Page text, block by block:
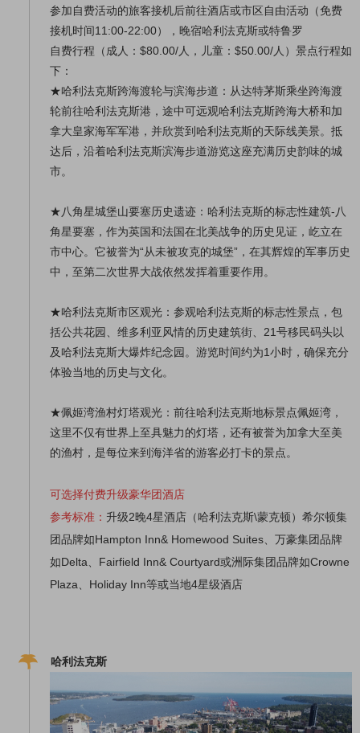
参加自费活动的旅客接机后前往酒店或市区自由活动（免费
接机时间11:00-22:00），晚宿哈利法克斯或特鲁罗
自费行程（成人：$80.00/人，儿童：$50.00/人）景点行程如
下：
★哈利法克斯跨海渡轮与滨海步道：从达特茅斯乘坐跨海渡
轮前往哈利法克斯港，途中可远观哈利法克斯跨海大桥和加
拿大皇家海军军港，并欣赏到哈利法克斯的天际线美景。抵
达后，沿着哈利法克斯滨海步道游览这座充满历史韵味的城
市。
★八角星城堡山要塞历史遗迹：哈利法克斯的标志性建筑-八
角星要塞，作为英国和法国在北美战争的历史见证，屹立在
市中心。它被誉为“从未被攻克的城堡”，在其辉煌的军事历史
中，至第二次世界大战依然发挥着重要作用。
★哈利法克斯市区观光：参观哈利法克斯的标志性景点，包
括公共花园、维多利亚风情的历史建筑街、21号移民码头以
及哈利法克斯大爆炸纪念园。游览时间约为1小时，确保充分
体验当地的历史与文化。
★佩姬湾渔村灯塔观光：前往哈利法克斯地标景点佩姬湾，
这里不仅有世界上至具魅力的灯塔，还有被誉为加拿大至美
的渔村，是每位来到海洋省的游客必打卡的景点。
可选择付费升级豪华团酒店
参考标准： 升级2晚4星酒店（哈利法克斯\蒙克顿）希尔顿集
团品牌如Hampton Inn& Homewood Suites、万豪集团品牌
如Delta、Fairfield Inn& Courtyard或洲际集团品牌如Crowne
Plaza、Holiday Inn等或当地4星级酒店
哈利法克斯